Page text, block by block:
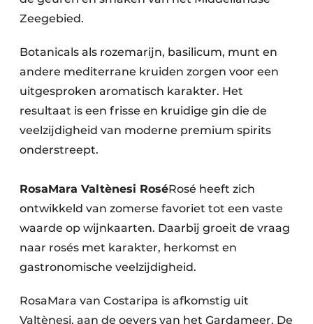
Zeegebied.
Botanicals als rozemarijn, basilicum, munt en
andere mediterrane kruiden zorgen voor een
uitgesproken aromatisch karakter. Het
resultaat is een frisse en kruidige gin die de
veelzijdigheid van moderne premium spirits
onderstreept.
RosaMara Valtènesi RoséRosé heeft zich
ontwikkeld van zomerse favoriet tot een vaste
waarde op wijnkaarten. Daarbij groeit de vraag
naar rosés met karakter, herkomst en
gastronomische veelzijdigheid.
RosaMara van Costaripa is afkomstig uit
Valtènesi, aan de oevers van het Gardameer. De